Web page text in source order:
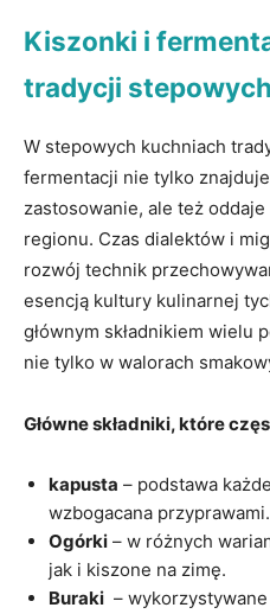
Kiszonki i
tradycji stepowych
W ⁢stepowych ⁣kuchniach⁤
fermentacji nie tylko⁣
zastosowanie, ​ale też
⁣regionu. Czas dialektów i
rozwój technik
esencją kultury kulinarnej
głównym składnikiem wielu
‍nie tylko w walorach
Główne składniki, ‌które
kapusta – podstawa
wzbogacana przyprawami.
Ogórki – w różnych
jak i kiszone na zimę.
Buraki
–